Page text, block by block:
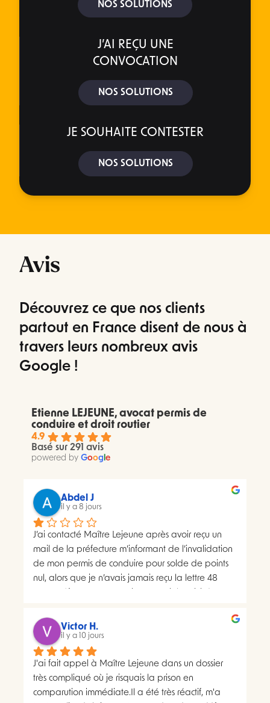
NOS SOLUTIONS
J’AI REÇU UNE
CONVOCATION
NOS SOLUTIONS
JE SOUHAITE CONTESTER
NOS SOLUTIONS
Avis
Découvrez ce que nos clients
partout en France disent de nous à
travers leurs nombreux avis
Google !
Etienne LEJEUNE, avocat permis de
conduire et droit routier
4.9
Basé sur 291 avis
powered by Goog e
Abdel J
il y a 8 jours
J’ai contacté Maître Lejeune après avoir reçu un
mail de la préfecture m’informant de l’invalidation
de mon permis de conduire pour solde de points
nul, alors que je n’avais jamais reçu la lettre 48
distributions à deux dates différentes, ce qui me
semblait présenter une anomalie nécessitant une
analyse juridique.Après avoir consulté les
nombreux avis positifs concernant Maître Lejeune,
je lui ai envoyé par courriel l’intégralité de mon
dossier. Je lui ai également demandé, à plusieurs
Victor H.
il y a 10 jours
J'ai fait appel à Maître Lejeune dans un dossier
très compliqué où je risquais la prison en
comparution immédiate.Il a été très réactif, m'a